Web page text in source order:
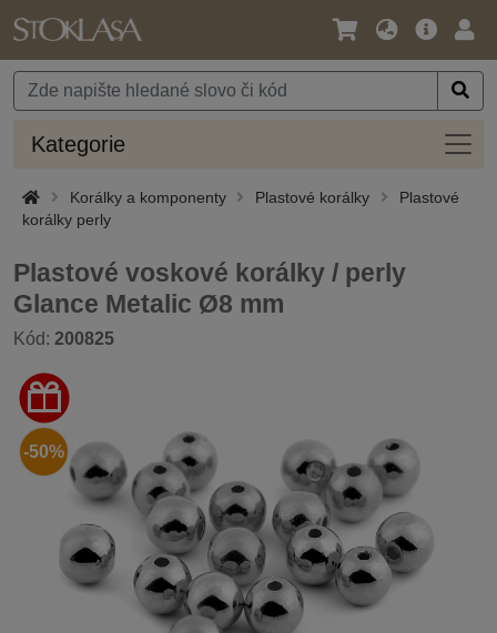
Jazyk
Měna
Hlavní
Kategorie
Korálky a komponenty Plastové korálky
Plastové
korálky perly
Plastové voskové korálky / perly
Glance Metalic Ø8 mm
Kód: 200825
-50%